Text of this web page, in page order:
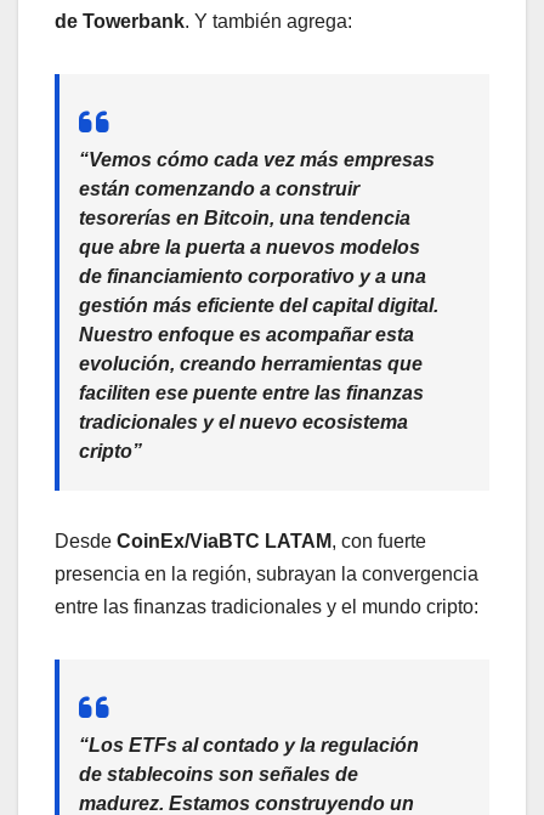
de Towerbank. Y también agrega:
“Vemos cómo cada vez más empresas
están comenzando a construir
tesorerías en Bitcoin, una tendencia
que abre la puerta a nuevos modelos
de financiamiento corporativo y a una
gestión más eficiente del capital digital.
Nuestro enfoque es acompañar esta
evolución, creando herramientas que
faciliten ese puente entre las finanzas
tradicionales y el nuevo ecosistema
cripto”
Desde CoinEx/ViaBTC LATAM, con fuerte
presencia en la región, subrayan la convergencia
entre las finanzas tradicionales y el mundo cripto:
“Los ETFs al contado y la regulación
de stablecoins son señales de
madurez. Estamos construyendo un